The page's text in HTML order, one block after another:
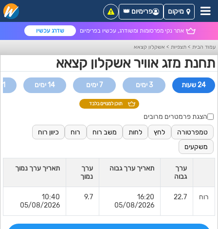
אתר נקי מפרסומות ומשודרג, עכשיו בפרימיום שדרג עכשיו
מיקום פרימיום 👑
עמוד הבית > תצפיות > אשקלון קצאא
תחנת מזג אוויר אשקלון קצאא
24 שעות 3 ימים 7 ימים 14 ימים 21
תוכן למנויים בלבד
הצגת פרמטרים מרובים
טמפרטורה
לחץ לחות משב רוח רוח
כיוון רוח
משקעים
ערך
גבוה
תאריך ערך גבוה
ערך
נמוך
תאריך ערך נמוך
רוח 22.7
16:20
05/08/2026
9.7
10:40
05/08/2026